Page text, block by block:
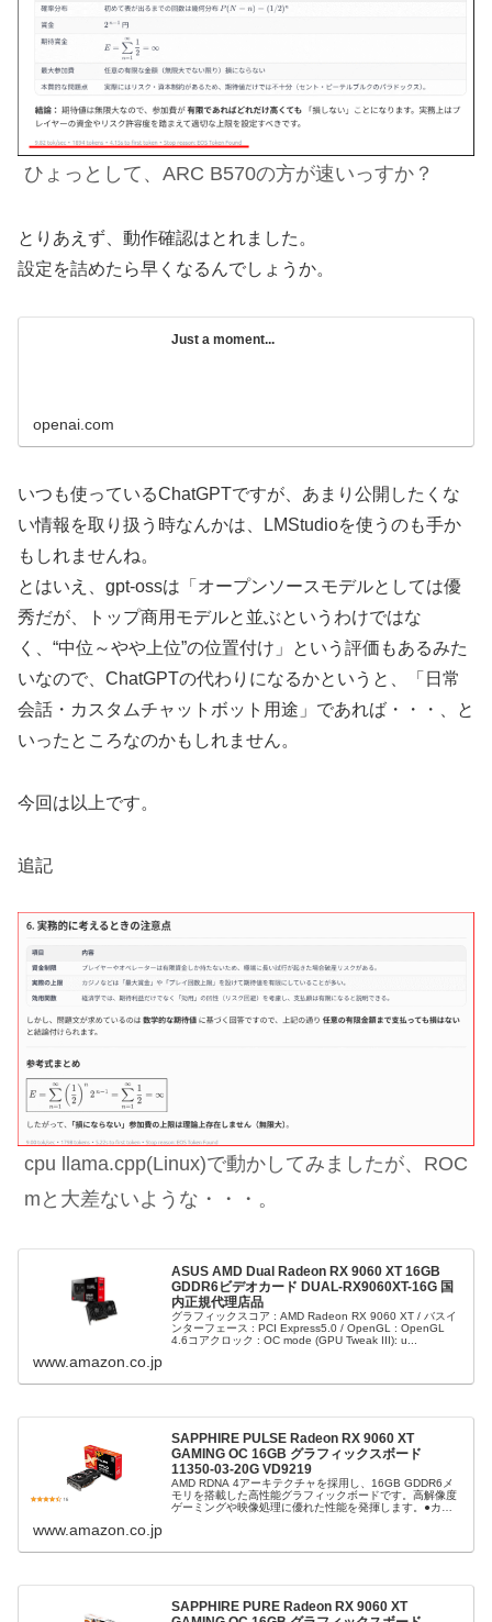
ひょっとして、ARC B570の方が速いっすか？
とりあえず、動作確認はとれました。
設定を詰めたら早くなるんでしょうか。
Just a moment...
openai.com
いつも使っているChatGPTですが、あまり公開したくな
い情報を取り扱う時なんかは、LMStudioを使うのも手か
もしれませんね。
とはいえ、gpt-ossは「オープンソースモデルとしては優
秀だが、トップ商用モデルと並ぶというわけではな
く、“中位～やや上位”の位置付け」という評価もあるみた
いなので、ChatGPTの代わりになるかというと、「日常
会話・カスタムチャットボット用途」であれば・・・、と
いったところなのかもしれません。
今回は以上です。
追記
cpu llama.cpp(Linux)で動かしてみましたが、ROC
mと大差ないような・・・。
ASUS AMD Dual Radeon RX 9060 XT 16GB
GDDR6ビデオカード DUAL-RX9060XT-16G 国
内正規代理店品
グラフィックスコア : AMD Radeon RX 9060 XT / バスイ
ンターフェース : PCI Express5.0 / OpenGL : OpenGL
4.6コアクロック : OC mode (GPU Tweak III): u...
www.amazon.co.jp
SAPPHIRE PULSE Radeon RX 9060 XT
GAMING OC 16GB グラフィックスボード
11350-03-20G VD9219
AMD RDNA 4アーキテクチャを採用し、16GB GDDR6メ
モリを搭載した高性能グラフィックボードです。高解像度
ゲーミングや映像処理に優れた性能を発揮します。●カラ
www.amazon.co.jp
SAPPHIRE PURE Radeon RX 9060 XT